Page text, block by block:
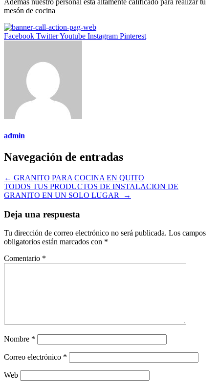
Además nuestro personal esta altamente calificado para realizar tu
mesón de cocina
Facebook TwitterYoutube Instagram Pinterest
admin
Navegación de entradas
← GRANITO PARA COCINA EN QUITO
TODOS TUS PRODUCTOS DE INSTALACION DE
GRANITO EN UN SOLO LUGAR
→
Deja una respuesta
Tu dirección de correo electrónico no será publicada. Los campos
obligatorios están marcados con *
Comentario *
Nombre *
Correo electrónico *
Web